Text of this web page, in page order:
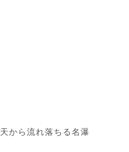
天から流れ落ちる名瀑